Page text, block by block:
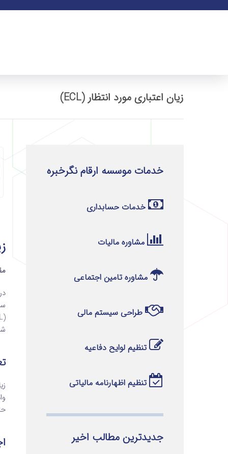
زیان اعتباری مورد انتظار (ECL)
(ECL)
خدمات موسسه ارقام نگرخبره
خدمات حسابداری
مشاوره مالیات
مشاوره تامین اجتماعی
طراحی سیستم مالی
تنظیم لوایح دفاعیه
تنظیم اظهارنامه مالیاتی
جدیدترین مطالب اخیر